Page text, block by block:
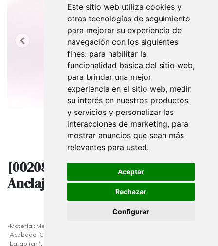
Este sitio web utiliza cookies y
otras tecnologías de seguimiento
para mejorar su experiencia de
navegación con los siguientes
fines: para habilitar la
funcionalidad básica del sitio web,
para brindar una mejor
experiencia en el sitio web, medir
su interés en nuestros productos
y servicios y personalizar las
interacciones de marketing, para
mostrar anuncios que sean más
relevantes para usted.
Aceptar
Rechazar
Configurar
[002088] Soporte para Estantes
Anclaje Panel De Lamas 20.5 cm
-Material: Metal
-Acabado: Cromado
-Largo (cm): 20.5